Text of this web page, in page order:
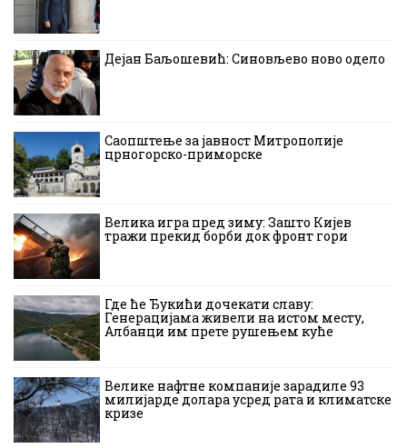
Дејан Баљошевић: Синовљево ново одело
Саопштење за јавност Митрополије
црногорско-приморске
Велика игра пред зиму: Зашто Кијев
тражи прекид борби док фронт гори
Где ће Ђукићи дочекати славу:
Генерацијама живели на истом месту,
Албанци им прете рушењем куће
Велике нафтне компаније зарадиле 93
милијарде долара усред рата и климатске
кризе